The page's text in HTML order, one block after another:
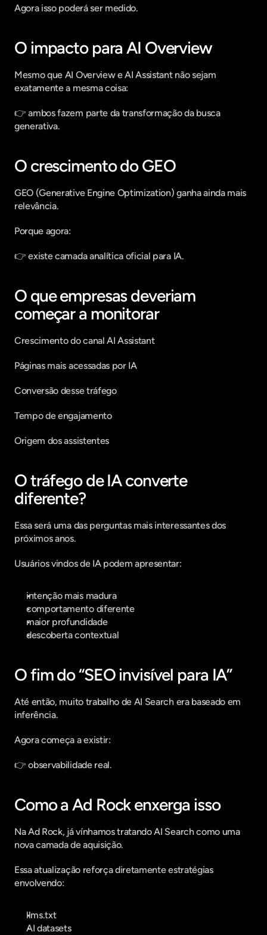
Agora isso poderá ser medido.
O impacto para AI Overview
Mesmo que AI Overview e AI Assistant não sejam
exatamente a mesma coisa:
👉 ambos fazem parte da transformação da busca
generativa.
O crescimento do GEO
GEO (Generative Engine Optimization) ganha ainda mais
relevância.
Porque agora:
👉 existe camada analítica oficial para IA.
O que empresas deveriam
começar a monitorar
Crescimento do canal AI Assistant
Páginas mais acessadas por IA
Conversão desse tráfego
Tempo de engajamento
Origem dos assistentes
O tráfego de IA converte
diferente?
Essa será uma das perguntas mais interessantes dos
próximos anos.
Usuários vindos de IA podem apresentar:
intenção mais madura
comportamento diferente
maior profundidade
descoberta contextual
O fim do “SEO invisível para IA”
Até então, muito trabalho de AI Search era baseado em
inferência.
Agora começa a existir:
👉 observabilidade real.
Como a Ad Rock enxerga isso
Na Ad Rock, já vínhamos tratando AI Search como uma
nova camada de aquisição.
Essa atualização reforça diretamente estratégias
envolvendo:
llms.txt
AI datasets